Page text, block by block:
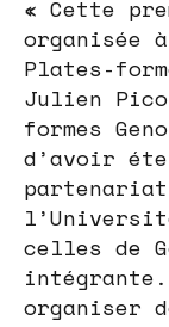
« Cette
organisée
Plates-
Julien
formes
d’avoir
celles de
intégrante.
organiser